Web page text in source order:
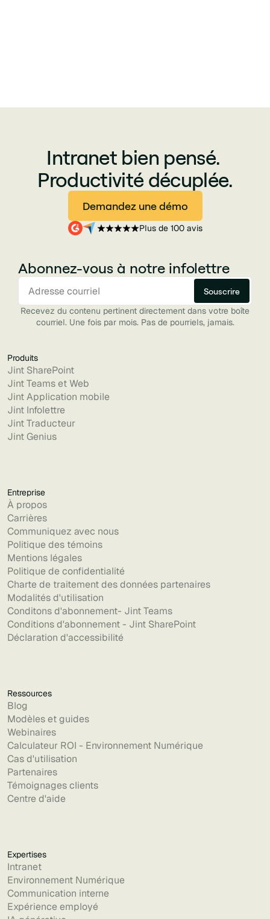
Intranet bien pensé.
Productivité décuplée.
Demandez une démo
Plus de 100 avis
Abonnez-vous à notre infolettre
Recevez du contenu pertinent directement dans votre boîte
courriel. Une fois par mois. Pas de pourriels, jamais.
Produits
Jint SharePoint
Jint Teams et Web
Jint Application mobile
Jint Infolettre
Jint Traducteur
Jint Genius
Entreprise
À propos
Carrières
Communiquez avec nous
Politique des témoins
Mentions légales
Politique de confidentialité
Charte de traitement des données partenaires
Modalités d'utilisation
Conditons d'abonnement- Jint Teams
Conditions d'abonnement - Jint SharePoint
Déclaration d'accessibilité
Ressources
Blog
Modèles et guides
Webinaires
Calculateur ROI - Environnement Numérique
Cas d'utilisation
Partenaires
Témoignages clients
Centre d'aide
Expertises
Intranet
Environnement Numérique
Communication interne
Expérience employé